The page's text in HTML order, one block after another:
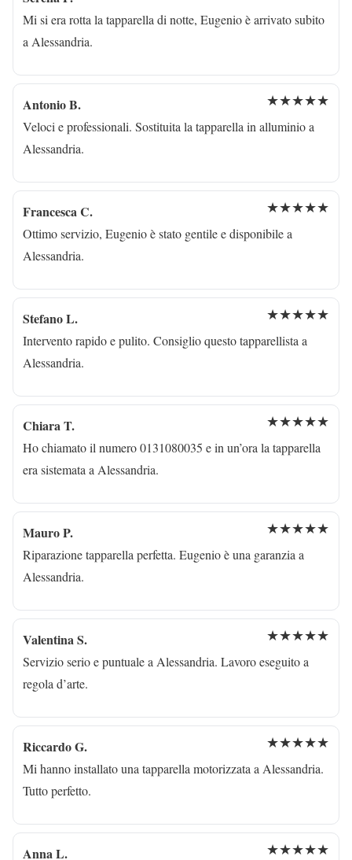
Mi si era rotta la tapparella di notte, Eugenio è arrivato subito
a Alessandria.
Antonio B. ★★★★★
Veloci e professionali. Sostituita la tapparella in alluminio a
Alessandria.
Francesca C. ★★★★★
Ottimo servizio, Eugenio è stato gentile e disponibile a
Alessandria.
Stefano L. ★★★★★
Intervento rapido e pulito. Consiglio questo tapparellista a
Alessandria.
Chiara T. ★★★★★
Ho chiamato il numero 0131080035 e in un’ora la tapparella
era sistemata a Alessandria.
Mauro P. ★★★★★
Riparazione tapparella perfetta. Eugenio è una garanzia a
Alessandria.
Valentina S. ★★★★★
Servizio serio e puntuale a Alessandria. Lavoro eseguito a
regola d’arte.
Riccardo G. ★★★★★
Mi hanno installato una tapparella motorizzata a Alessandria.
Tutto perfetto.
Anna L. ★★★★★